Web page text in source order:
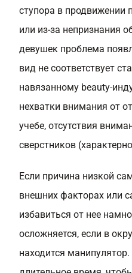
ступора в продвижении
или из-за непризнания
девушек проблема
вид не соответствует
навязанному beauty-
нехватки внимания от
учебе, отсутствия
сверстников
Если причина низкой
внешних факторах или
избавиться от нее
осложняется, если в
находится манипулятор.